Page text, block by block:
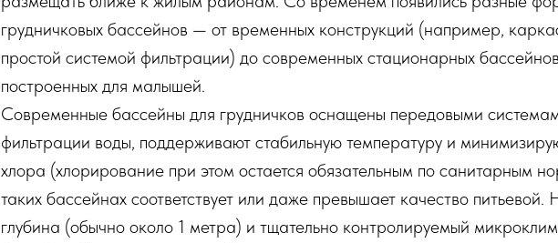
грудничковых бассейнов — от временных конструкций (например,
простой системой фильтрации) до современных стационарных
построенных для малышей.
Современные бассейны для грудничков оснащены передовыми
фильтрации воды, поддерживают стабильную температуру и
хлора (хлорирование при этом остается обязательным по санитарным
таких бассейнах соответствует или даже превышает качество питьевой.
глубина (обычно около 1 метра) и тщательно контролируемый